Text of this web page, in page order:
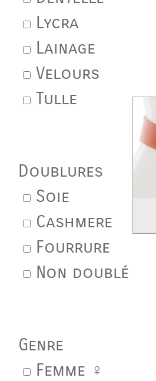
Lycra
Lainage
Velours
Tulle
Doublures
Soie
Cashmere
Fourrure
Non doublé
Genre
Femme ♀